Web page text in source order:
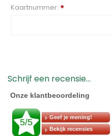
Kaartnummer: *
Schrijf een recensie...